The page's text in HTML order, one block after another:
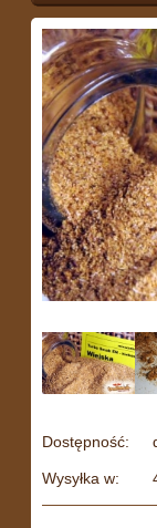
Dostępność:
Wysyłka w: